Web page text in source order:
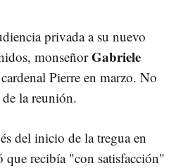
privada a su nuevo
monseñorGabriele
Pierre en marzo. No
la reunión.
del inicio de la tregua en
que recibía "con satisfacción"